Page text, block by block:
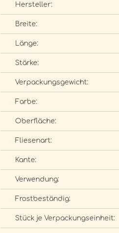
Hersteller:
Breite:
Länge:
Stärke:
Verpackungsgewicht:
Farbe:
Oberfläche:
Fliesenart:
Kante:
Verwendung:
Frostbeständig:
Stück je Verpackungseinheit: